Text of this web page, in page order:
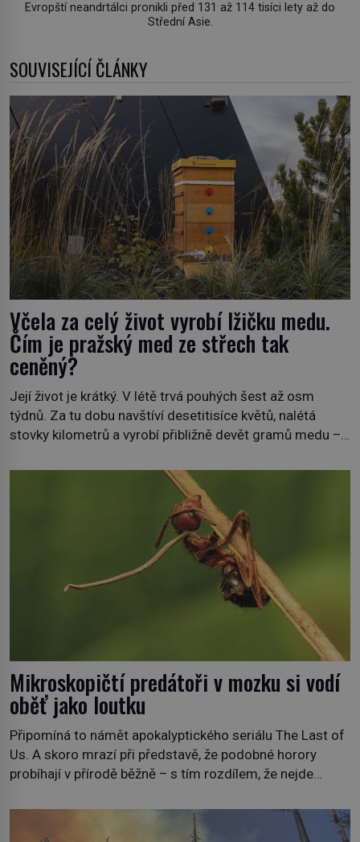
Evropští neandrtálci pronikli před 131 až 114 tisíci lety až do
Střední Asie.
SOUVISEJÍCÍ ČLÁNKY
Včela za celý život vyrobí lžičku medu.
Čím je pražský med ze střech tak
ceněný?
Její život je krátký. V létě trvá pouhých šest až osm
týdnů. Za tu dobu navštíví desetitisíce květů, nalétá
stovky kilometrů a vyrobí přibližně devět gramů medu –
bezvýznamná. Teprve když se spojí s dalšími desítkami
tisíc příslušnic svého včelstva, vznikne jeden z
nejdokonalejších organismů […]
Mikroskopičtí predátoři v mozku si vodí
oběť jako loutku
Připomíná to námět apokalyptického seriálu The Last of
Us. A skoro mrazí při představě, že podobné horory
probíhají v přírodě běžně – s tím rozdílem, že nejde
dokáže ovládat jen vývojově nesrovnatelně jednodušší
živočichy, než je člověk. Najít skutečné zombie není nic